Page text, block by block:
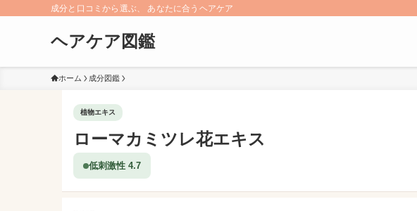
成分と口コミから選ぶ、 あなたに合うヘアケア
ヘアケア図鑑
ホーム 成分図鑑
植物エキス
ローマカミツレ花エキス
低刺激性 4.7